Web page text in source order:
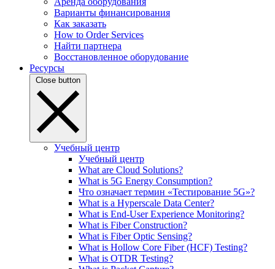
Варианты финансирования
Как заказать
How to Order Services
Найти партнера
Восстановленное оборудование
Ресурсы
Close button
Учебный центр
Учебный центр
What are Cloud Solutions?
What is 5G Energy Consumption?
Что означает термин «Тестирование 5G»?
What is a Hyperscale Data Center?
What is End-User Experience Monitoring?
What is Fiber Construction?
What is Fiber Optic Sensing?
What is Hollow Core Fiber (HCF) Testing?
What is OTDR Testing?